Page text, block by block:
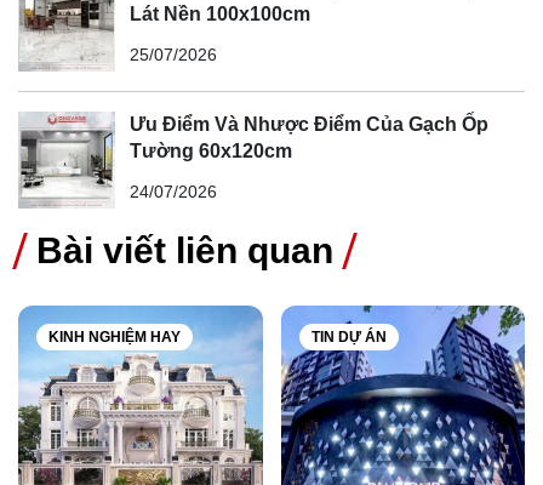
Lát Nền 100x100cm
25/07/2026
Ưu Điểm Và Nhược Điểm Của Gạch Ốp
Tường 60x120cm
24/07/2026
Bài viết liên quan
KINH NGHIỆM HAY TIN DỰ ÁN